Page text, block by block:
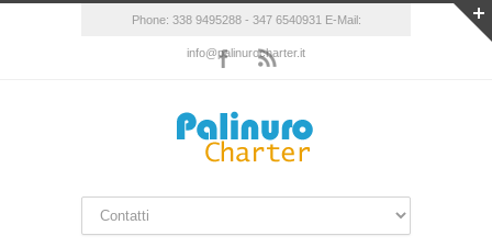
Phone: 338 9495288 - 347 6540931 E-Mail:
info@palinurocharter.it